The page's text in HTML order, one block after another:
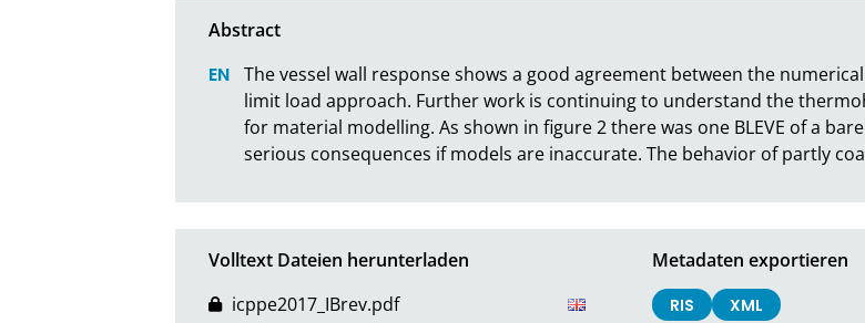
The vessel wall response shows a good agreement between the
limit load approach. Further work is continuing to understand the
for material modelling. As shown in figure 2 there was one BLEVE of a
serious consequences if models are inaccurate. The behavior of partly
Volltext Dateien herunterladen
icppe2017_IBrev.pdf
Metadaten exportieren
RIS XML